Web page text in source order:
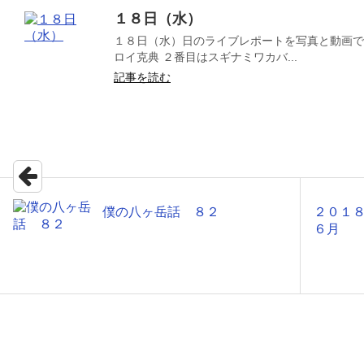
１８日（水）
１８日（水）日のライブレポートを写真と動画
ロイ克典 ２番目はスギナミワカバ...
記事を読む
僕の八ヶ岳話 ８２
２０１
６月